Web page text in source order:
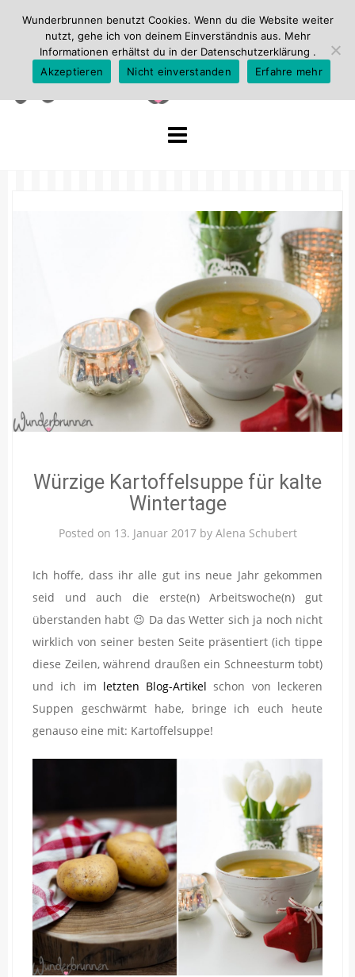
Würzige Kartoffelsuppe für kalte
Wintertage
Posted on 13. Januar 2017by Alena Schubert
Ich hoffe, dass ihr alle gut ins neue Jahr gekommen
seid und auch die erste(n) Arbeitswoche(n) gut
überstanden habt 😉 Da das Wetter sich ja noch nicht
wirklich von seiner besten Seite präsentiert (ich tippe
diese Zeilen, während draußen ein Schneesturm tobt)
und ich im letzten Blog-Artikel schon von leckeren
Suppen geschwärmt habe, bringe ich euch heute
genauso eine mit: Kartoffelsuppe!
Wunderbrunnen benutzt Cookies. Wenn du die Website weiter
nutzt, gehe ich von deinem Einverständnis aus. Mehr
Informationen erhältst du in der Datenschutzerklärung .
Akzeptieren
Nicht einverstanden Erfahre mehr